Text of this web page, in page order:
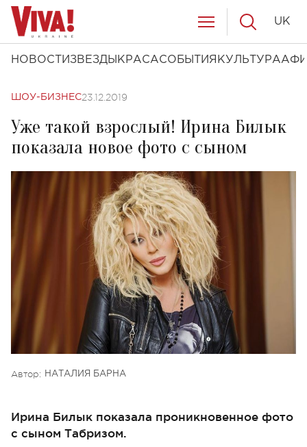
НОВОСТИ ЗВЕЗДЫ КРАСАСОБЫТИЯ КУЛЬТУРА
UK
ШОУ-БИЗНЕС23.12.2019
Уже такой взрослый! Ирина Билык
показала новое фото с сыном
Автор: НАТАЛИЯ БАРНА
Ирина Билык показала проникновенное фото
с сыном Табризом.